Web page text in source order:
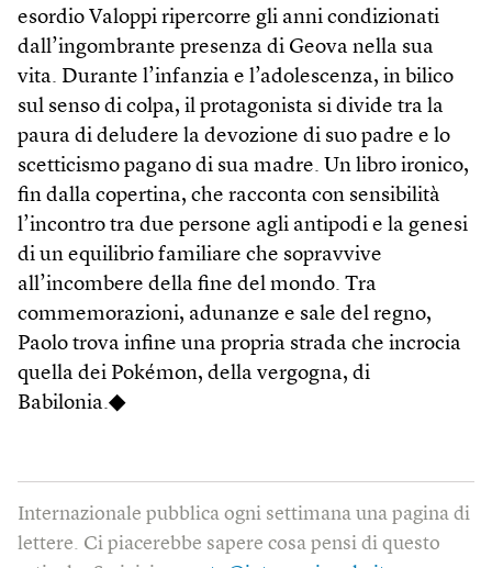
esordio Valoppi ripercorre gli anni condizionati
dall’ingombrante presenza di Geova nella sua
vita. Durante l’infanzia e l’adolescenza, in bilico
sul senso di colpa, il protagonista si divide tra la
paura di deludere la devozione di suo padre e lo
scetticismo pagano di sua madre. Un libro ironico,
fin dalla copertina, che racconta con sensibilità
l’incontro tra due persone agli antipodi e la genesi
di un equilibrio familiare che sopravvive
all’incombere della fine del mondo. Tra
commemorazioni, adunanze e sale del regno,
Paolo trova infine una propria strada che incrocia
quella dei Pokémon, della vergogna, di
Babilonia.◆
Internazionale pubblica ogni settimana una pagina di
lettere. Ci piacerebbe sapere cosa pensi di questo